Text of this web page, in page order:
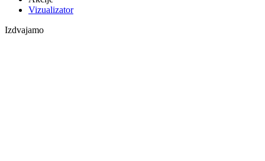
Vizualizator
Izdvajamo